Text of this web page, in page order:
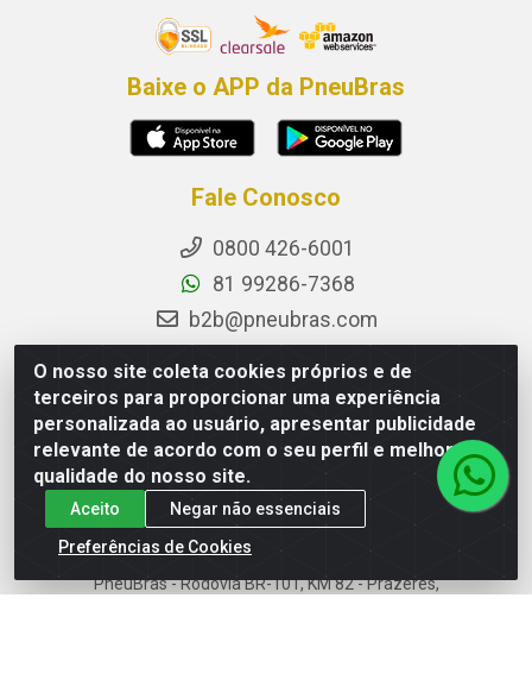
O nosso site coleta cookies próprios e de
terceiros para proporcionar uma experiência
personalizada ao usuário, apresentar publicidade
relevante de acordo com o seu perfil e melhorar a
qualidade do nosso site.
Aceito
Negar não essenciais
Preferências de Cookies
Baixe o APP da PneuBras
Fale Conosco
0800 426-6001
81 99286-7368
b2b@pneubras.com
Instagram
Facebook
Privacidade e Dados (DPO):
dpo.pneubras@pneubras.com
PneuBras - Rodovia BR-101, KM 82 - Prazeres,